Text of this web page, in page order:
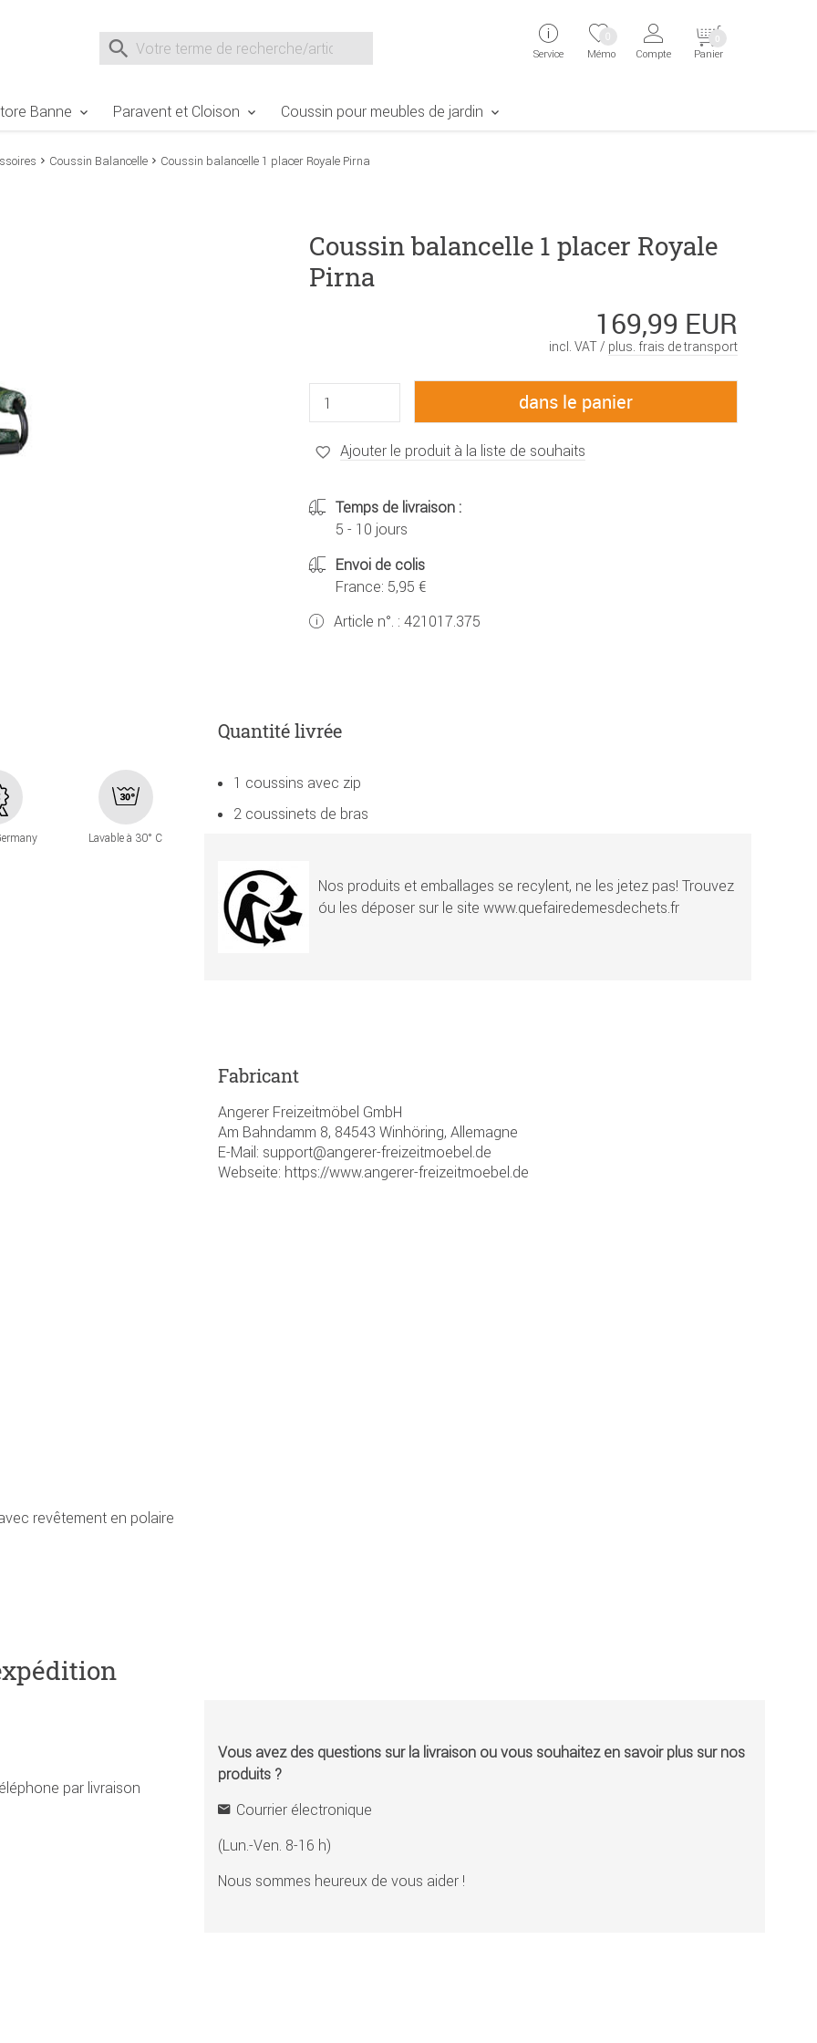
Suche nach
Service Mémo
0
Compte Panier
0
Banne Paravent et Cloison Coussin pour meubles de jardin
Coussin Balancelle Coussin balancelle 1 placer Royale Pirna
Coussin balancelle 1 placer Royale
Pirna
169,99 EUR
incl. VAT / plus. frais de transport
Ajouter le produit à la liste de souhaits
Temps de livraison :
5 - 10 jours
Envoi de colis
France: 5,95 €
Article n°. : 421017.375
Lavable à 30° C
revêtement en polaire
Quantité livrée
1 coussins avec zip
2 coussinets de bras
Nos produits et emballages se recylent, ne les jetez pas! Trouvez
óu les déposer sur le site www.quefairedemesdechets.fr
Fabricant
Angerer Freizeitmöbel GmbH
Am Bahndamm 8, 84543 Winhöring, Allemagne
E-Mail: support@angerer-freizeitmoebel.de
Webseite: https://www.angerer-freizeitmoebel.de
par livraison
Vous avez des questions sur la livraison ou vous souhaitez en savoir plus sur nos
produits ?
Courrier électronique
(Lun.-Ven. 8-16 h)
Nous sommes heureux de vous aider !